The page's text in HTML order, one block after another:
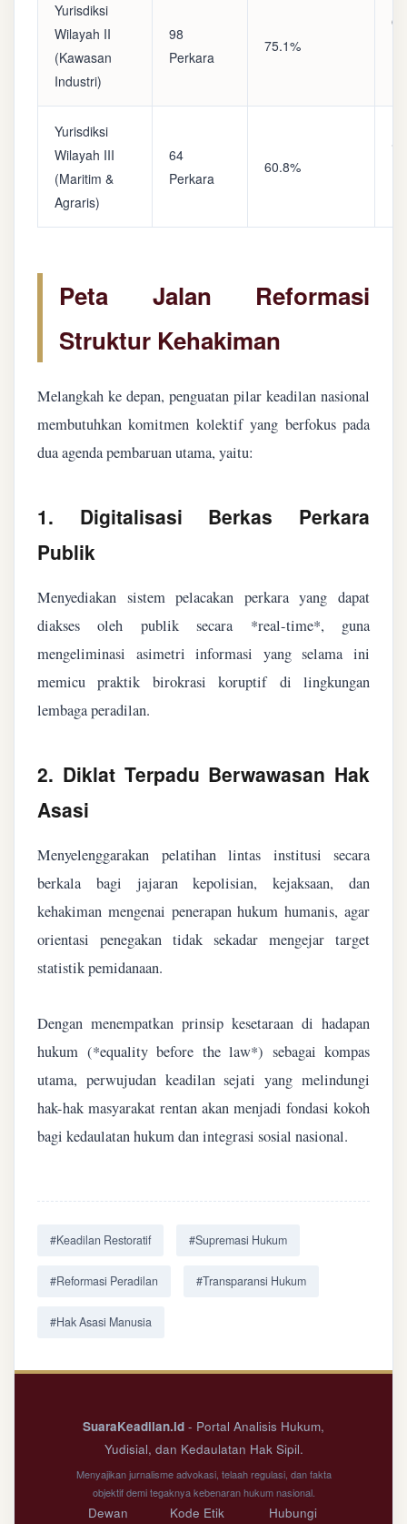
Yurisdiksi
Wilayah II
(Kawasan
Industri)
98
Perkara
75.1%
Yurisdiksi
Wilayah III
(Maritim &
Agraris)
64
Perkara
60.8%
Peta Jalan Reformasi
Struktur Kehakiman
Melangkah ke depan, penguatan pilar keadilan nasional
membutuhkan komitmen kolektif yang berfokus pada
dua agenda pembaruan utama, yaitu:
1. Digitalisasi Berkas Perkara
Publik
Menyediakan sistem pelacakan perkara yang dapat
diakses oleh publik secara *real-time*, guna
mengeliminasi asimetri informasi yang selama ini
memicu praktik birokrasi koruptif di lingkungan
lembaga peradilan.
2. Diklat Terpadu Berwawasan Hak
Asasi
Menyelenggarakan pelatihan lintas institusi secara
berkala bagi jajaran kepolisian, kejaksaan, dan
kehakiman mengenai penerapan hukum humanis, agar
orientasi penegakan tidak sekadar mengejar target
statistik pemidanaan.
Dengan menempatkan prinsip kesetaraan di hadapan
hukum (*equality before the law*) sebagai kompas
utama, perwujudan keadilan sejati yang melindungi
hak-hak masyarakat rentan akan menjadi fondasi kokoh
bagi kedaulatan hukum dan integrasi sosial nasional.
#Keadilan Restoratif #Supremasi Hukum
#Reformasi Peradilan #Transparansi Hukum
#Hak Asasi Manusia
SuaraKeadilan.id - Portal Analisis Hukum,
Yudisial, dan Kedaulatan Hak Sipil.
Menyajikan jurnalisme advokasi, telaah regulasi, dan fakta
objektif demi tegaknya kebenaran hukum nasional.
Dewan Kode Etik Hubungi